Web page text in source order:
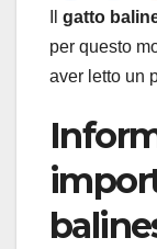
gatto
per questo
aver letto un